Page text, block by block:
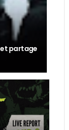
et partage